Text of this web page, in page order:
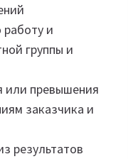
и
группы и
или превышения
заказчика и
результатов